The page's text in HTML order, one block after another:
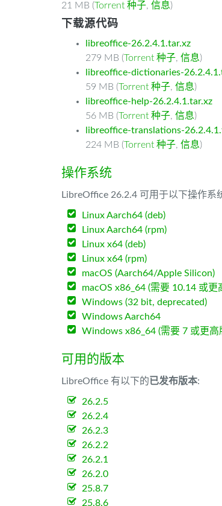
21 MB (Torrent 种子, 信息)
下载源代码
libreoffice-26.2.4.1.tar.xz
279 MB (Torrent 种子, 信息)
libreoffice-dictionaries-
59 MB (Torrent 种子, 信息)
libreoffice-help-26.2.4.1.tar.xz
56 MB (Torrent 种子, 信息)
libreoffice-translations-
224 MB (Torrent 种子, 信息)
操作系统
LibreOffice 26.2.4 可用于以下操作系
Linux Aarch64 (deb)
Linux Aarch64 (rpm)
Linux x64 (deb)
Linux x64 (rpm)
macOS (Aarch64/Apple Silicon)
macOS x86_64 (需要 10.14 或更
Windows (32 bit, deprecated)
Windows Aarch64
Windows x86_64 (需要 7 或更高
可用的版本
LibreOffice 有以下的已发布版本:
26.2.5
26.2.4
26.2.3
26.2.2
26.2.1
26.2.0
25.8.7
25.8.6